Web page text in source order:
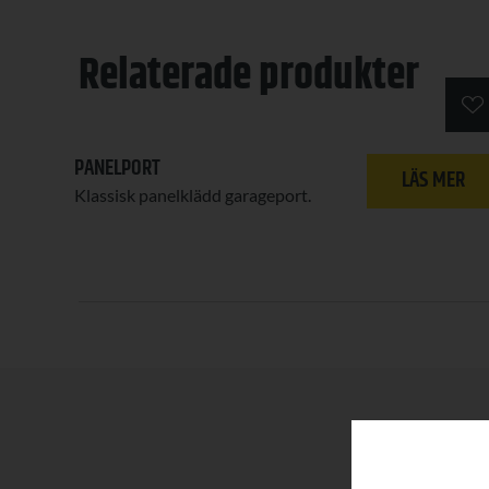
Relaterade produkter
PANELPORT
Klassisk panelklädd garageport. LÄS MER